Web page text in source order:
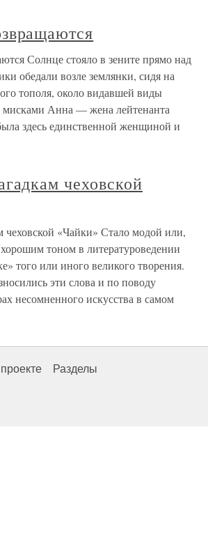
Солнце стояло в зените прямо над
обедали возле землянки, сидя на
тополя, около видавшей виды
мисками Анна — жена лейтенанта
здесь единственной женщиной и
чеховской
чеховской «Чайки» Стало модой или,
тоном в литературоведении
того или иного великого творения.
эти слова и по поводу
несомненного искусства в самом
Разделы